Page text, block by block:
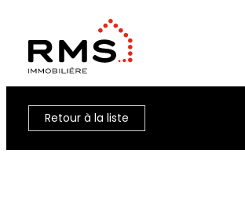
Retour à la liste